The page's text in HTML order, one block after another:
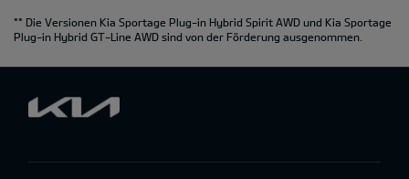
** Die Versionen Kia Sportage Plug-in Hybrid Spirit AWD und Kia Sportage
Plug-in Hybrid GT-Line AWD sind von der Förderung ausgenommen.